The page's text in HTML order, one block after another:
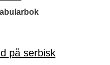
på serbisk